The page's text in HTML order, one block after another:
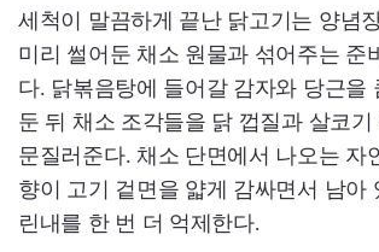
세척이 말끔하게 끝난 닭고기는 양념
미리 썰어둔 채소 원물과 섞어주는 준
다. 닭볶음탕에 들어갈 감자와 당근을
둔 뒤 채소 조각들을 닭 껍질과 살코기
문질러준다. 채소 단면에서 나오는 자
향이 고기 겉면을 얇게 감싸면서 남아
린내를 한 번 더 억제한다.